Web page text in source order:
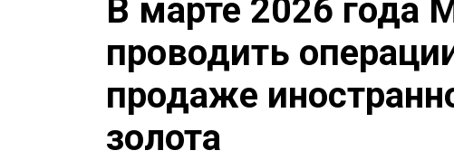
В марте 2026 года
проводить
продаже
золота